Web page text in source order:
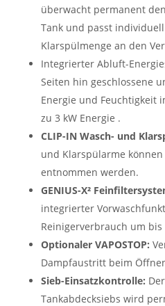
überwacht permanent
Tank und passt
Klarspülmenge an den
Integrierter Abluft-
Seiten hin geschlossene
Energie und Feuchtigkeit
zu 3 kW Energie .
CLIP-IN Wasch- und
und Klarspülarme
entnommen werden.
GENIUS-X²
integrierter
Reinigerverbrauch um bis
Optionaler VAPOSTOP:
Dampfaustritt beim
Sieb-Einsatzkontrolle:
Tankabdecksiebs wird